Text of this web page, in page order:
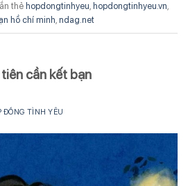
thẻ hopdongtinhyeu, hopdongtinhyeu.vn,
hồ chí minh, ndag.net
cần kết bạn
ĐỒNG TÌNH YÊU